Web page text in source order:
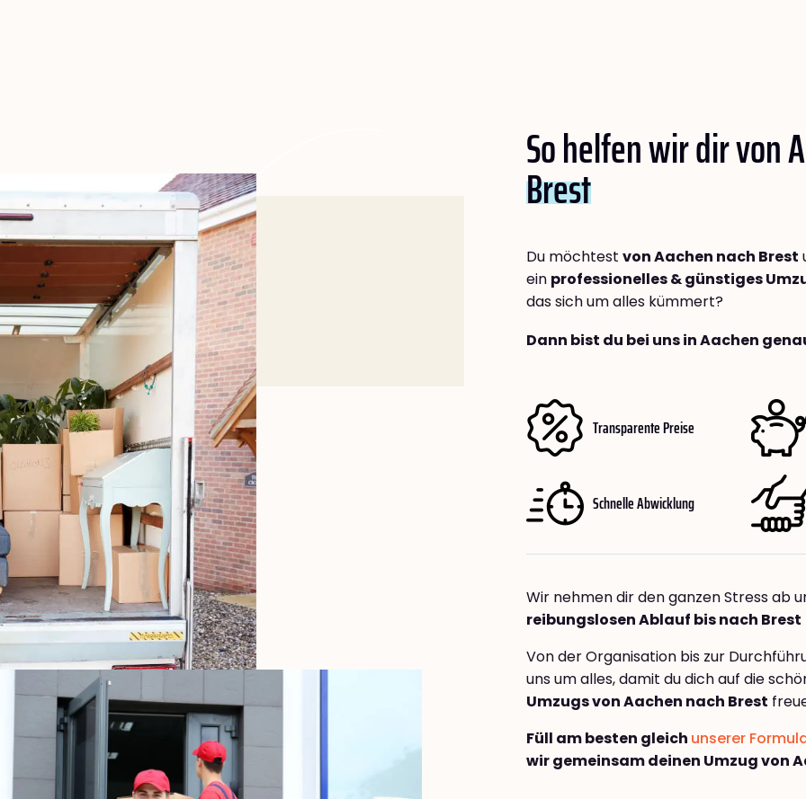
So helfen wir dir von
Brest
Du möchtest von Aachen nach Brest
ein professionelles & günstiges
das sich um alles kümmert?
Dann bist du bei uns in Aachen
Transparente Preise
Schnelle Abwicklung
Wir nehmen dir den ganzen Stress ab
reibungslosen Ablauf bis nach Brest
Von der Organisation bis zur
uns um alles, damit du dich auf die
Umzugs von Aachen nach Brest
Füll am besten gleich unserer
wir gemeinsam deinen Umzug von